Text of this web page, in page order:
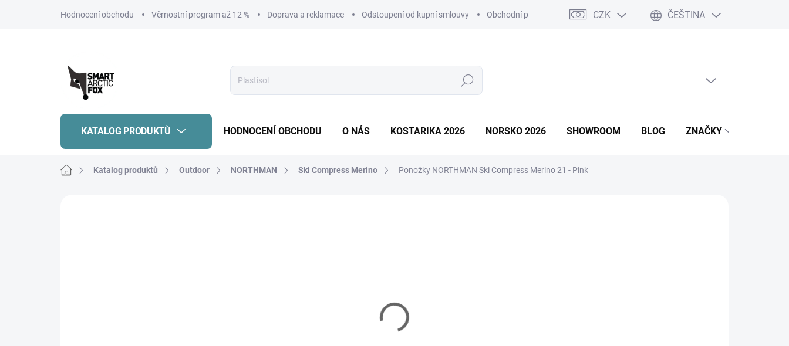
Hodnocení obchodu Věrnostní program až 12 % Doprava a reklamace Odstoupení od kupní smlouvy Obchodní podmínky Podmínky ochrany osobních údajů Napište nám
CZK ČEŠTINA
Hledat
KATALOG PRODUKTŮ HODNOCENÍ OBCHODU O NÁS KOSTARIKA 2026 NORSKO 2026 SHOWROOM BLOG ZNAČKY
Domů Katalog produktů Outdoor NORTHMAN Ski Compress Merino Ponožky NORTHMAN Ski Compress Merino 21 - Pink
spojení kompresní a zimní ponožky. Merino vlna ponožce dodává potřebné
termoizolačních vlastnosti, takže i v chladném zimním počasí bude vaše noho